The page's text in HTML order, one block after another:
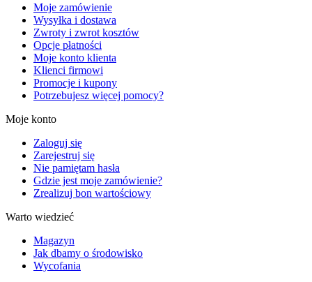
Moje zamówienie
Wysyłka i dostawa
Zwroty i zwrot kosztów
Opcje płatności
Moje konto klienta
Klienci firmowi
Promocje i kupony
Potrzebujesz więcej pomocy?
Moje konto
Zaloguj się
Zarejestruj się
Nie pamiętam hasła
Gdzie jest moje zamówienie?
Zrealizuj bon wartościowy
Warto wiedzieć
Magazyn
Jak dbamy o środowisko
Wycofania